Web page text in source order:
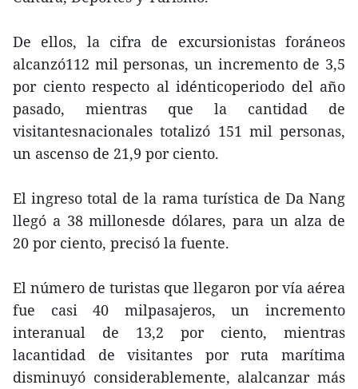
De ellos, la cifra de excursionistas foráneos
alcanzó112 mil personas, un incremento de 3,5
por ciento respecto al idénticoperiodo del año
pasado, mientras que la cantidad de
visitantesnacionales totalizó 151 mil personas,
un ascenso de 21,9 por ciento.
El ingreso total de la rama turística de Da Nang
llegó a 38 millonesde dólares, para un alza de
20 por ciento, precisó la fuente.
El número de turistas que llegaron por vía aérea
fue casi 40 milpasajeros, un incremento
interanual de 13,2 por ciento, mientras
lacantidad de visitantes por ruta marítima
disminuyó considerablemente, alalcanzar más